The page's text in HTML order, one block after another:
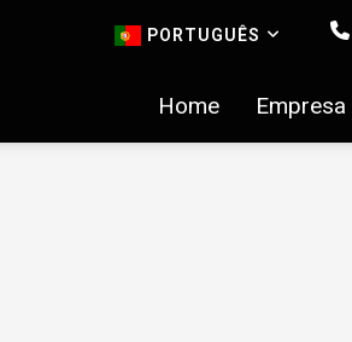
PORTUGUÊS
Home Empresa